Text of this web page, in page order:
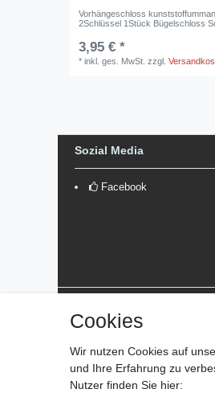
Vorhängeschloss
2Schlüssel 1Stück Bügelschloss
3,95 € *
*inkl. ges. MwSt. zzgl.
Sozial Media
Facebook
*Lieferzeit: 1-3 Werktage / 4-
Cookies
Wir nutzen Cookies auf
und Ihre Erfahrung zu
Nutzer finden Sie hier: